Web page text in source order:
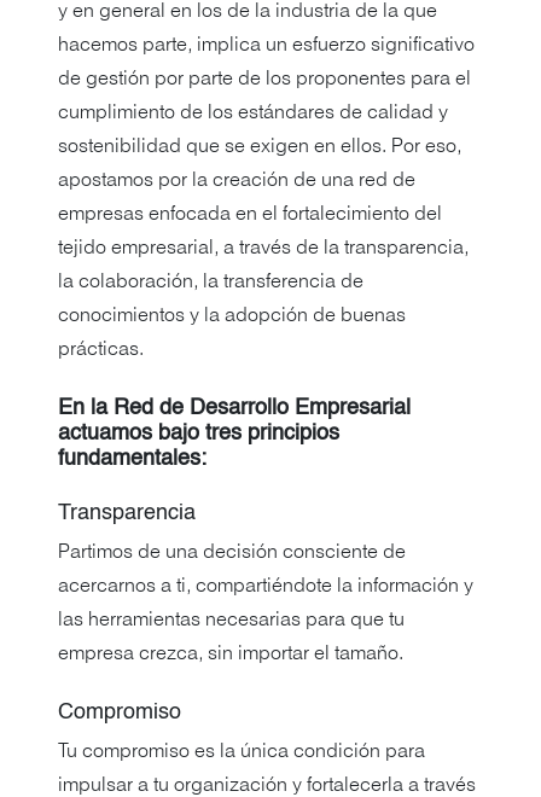
y en general en los de la industria de la que
hacemos parte, implica un esfuerzo significativo
de gestión por parte de los proponentes para el
cumplimiento de los estándares de calidad y
sostenibilidad que se exigen en ellos. Por eso,
apostamos por la creación de una red de
empresas enfocada en el fortalecimiento del
tejido empresarial, a través de la transparencia,
la colaboración, la transferencia de
conocimientos y la adopción de buenas
prácticas.
En la Red de Desarrollo Empresarial
actuamos bajo tres principios
fundamentales:
Transparencia
Partimos de una decisión consciente de
acercarnos a ti, compartiéndote la información y
las herramientas necesarias para que tu
empresa crezca, sin importar el tamaño.
Compromiso
Tu compromiso es la única condición para
impulsar a tu organización y fortalecerla a través